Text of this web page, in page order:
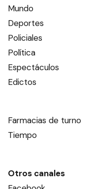
Mundo
Deportes
Policiales
Política
Espectáculos
Edictos
Farmacias de turno
Tiempo
Otros canales